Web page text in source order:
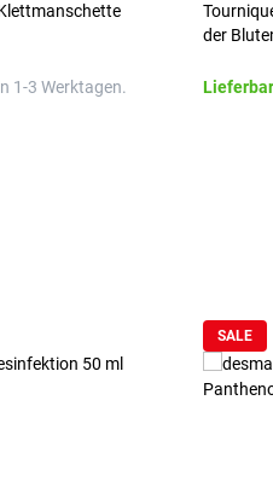
1-3 Werktagen.
der
Lieferbar
SALE